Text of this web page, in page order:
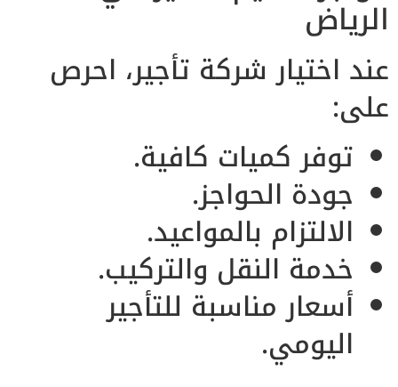
الرياض
عند اختيار شركة تأجير، احرص
على:
توفر كميات كافية.
جودة الحواجز.
الالتزام بالمواعيد.
خدمة النقل والتركيب.
أسعار مناسبة للتأجير
اليومي.